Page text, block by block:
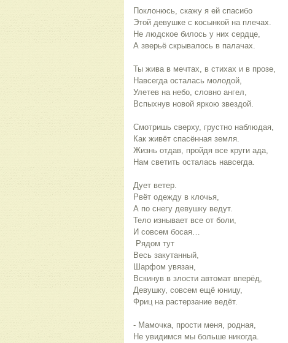
Поклонюсь, скажу я ей спасибо
Этой девушке с косынкой на плечах.
Не людское билось у них сердце,
А зверьё скрывалось в палачах.
Ты жива в мечтах, в стихах и в прозе,
Навсегда осталась молодой,
Улетев на небо, словно ангел,
Вспыхнув новой яркою звездой.
Смотришь сверху, грустно наблюдая,
Как живёт спасённая земля.
Жизнь отдав, пройдя все круги ада,
Нам светить осталась навсегда.
Дует ветер.
Рвёт одежду в клочья,
А по снегу девушку ведут.
Тело изнывает все от боли,
И совсем босая…
Рядом тут
Весь закутанный,
Шарфом увязан,
Вскинув в злости автомат вперёд,
Девушку, совсем ещё юницу,
Фриц на растерзание ведёт.
- Мамочка, прости меня, родная,
Не увидимся мы больше никогда.